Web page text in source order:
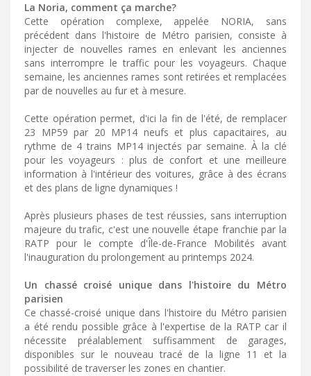
La Noria, comment ça marche?
Cette opération complexe, appelée NORIA, sans
précédent dans l'histoire de Métro parisien, consiste à
injecter de nouvelles rames en enlevant les anciennes
sans interrompre le traffic pour les voyageurs. Chaque
semaine, les anciennes rames sont retirées et remplacées
par de nouvelles au fur et à mesure.
Cette opération permet, d'ici la fin de l'été, de remplacer
23 MP59 par 20 MP14 neufs et plus capacitaires, au
rythme de 4 trains MP14 injectés par semaine. À la clé
pour les voyageurs : plus de confort et une meilleure
information à l'intérieur des voitures, grâce à des écrans
et des plans de ligne dynamiques !
Après plusieurs phases de test réussies, sans interruption
majeure du trafic, c'est une nouvelle étape franchie par la
RATP pour le compte d'Île-de-France Mobilités avant
l'inauguration du prolongement au printemps 2024.
Un chassé croisé unique dans l'histoire du Métro
parisien
Ce chassé-croisé unique dans l'histoire du Métro parisien
a été rendu possible grâce à l'expertise de la RATP car il
nécessite préalablement suffisamment de garages,
disponibles sur le nouveau tracé de la ligne 11 et la
possibilité de traverser les zones en chantier.